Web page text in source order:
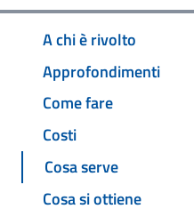
A chi è rivolto
Approfondimenti
Come fare
Costi
Cosa serve
Cosa si ottiene